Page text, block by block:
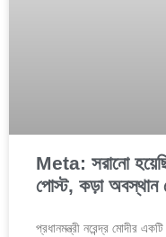
Meta: সরানো
পোস্ট, কড়া অবস্থান
প্রধানমন্ত্রী নরেন্দ্র মোদীর